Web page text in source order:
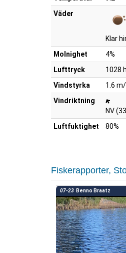
Väder
Klar
Molnighet
4%
Lufttryck
1028
Vindstyrka
1.6
Vindriktning
NV
Luftfuktighet
80%
Fiskerapporter,
07-23 Benno Braatz